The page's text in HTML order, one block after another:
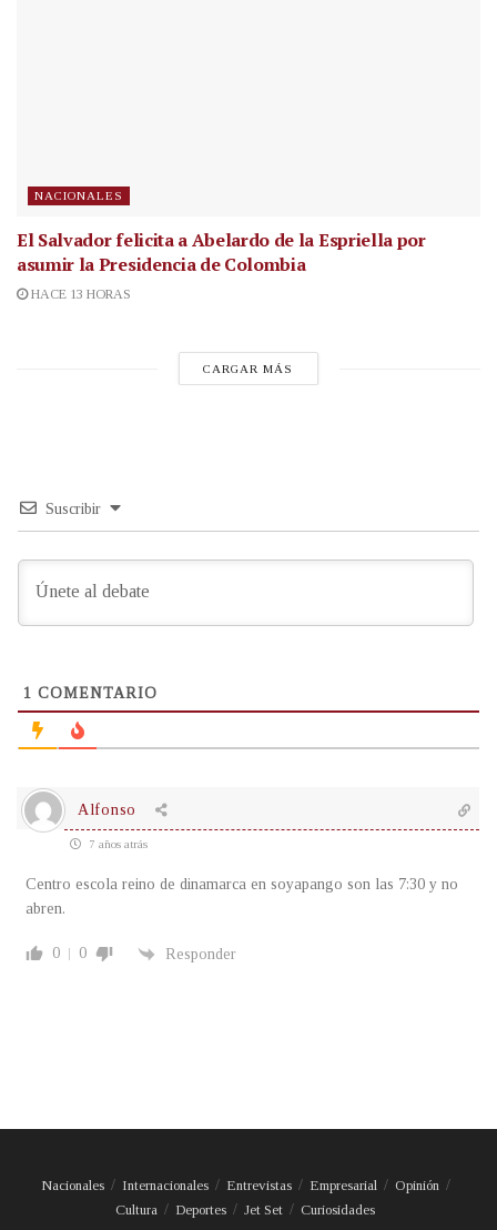
NACIONALES
El Salvador felicita a Abelardo de la Espriella por
asumir la Presidencia de Colombia
HACE 13 HORAS
CARGAR MÁS
Suscribir
1 COMENTARIO
Alfonso
7 años atrás
Centro escola reino de dinamarca en soyapango son las 7:30 y no
abren.
0 0 Responder
Nacionales Internacionales Entrevistas Empresarial
Opinión
Cultura
Deportes Jet Set Curiosidades